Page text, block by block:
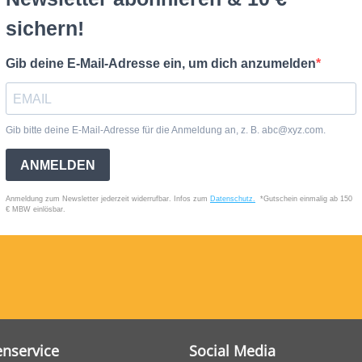
Social Media